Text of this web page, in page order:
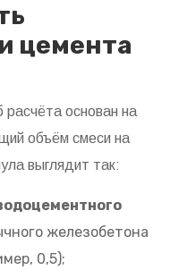
цемента
основан на
объём смеси на
выглядит так:
железобетона
0,5);